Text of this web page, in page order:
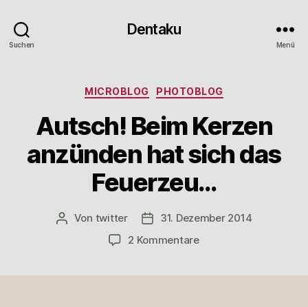
Suchen
Dentaku
Menü
Kategorien
MICROBLOG PHOTOBLOG
Autsch! Beim Kerzen
anzünden hat sich das
Feuerzeu…
Beitragsautor
Von twitter Veröffentlichungsdatum
31. Dezember 2014
2 Kommentarezu